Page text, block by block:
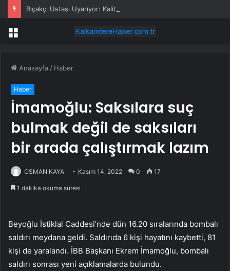
Bıçakçı Ustası Uyarıyor: Kaliteli Bıçak Alın!
Menü
Anasayfa / Haber
Haber
İmamoğlu: Saksılara suç
bulmak değil de saksıları
bir arada çalıştırmak lazım
OSMAN KAYA Kasım 14, 2022 0 17
1 dakika okuma süresi
Beyoğlu İstiklal Caddesi’nde dün 16.20 sıralarında bombalı
saldırı meydana geldi. Saldırıda 6 kişi hayatını kaybetti, 81
kişi de yaralandı. İBB Başkanı Ekrem İmamoğlu, bombalı
saldırı sonrası yeni açıklamalarda bulundu.